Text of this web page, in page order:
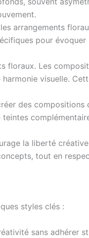
arrangements
pour évoquer
floraux. Les
visuelle.
des compositions
la liberté
tout en
styles clés :
sans adhérer